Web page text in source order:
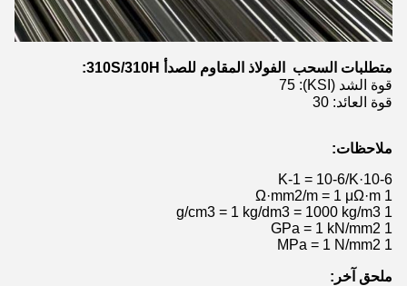
متطلبات السحب ‬ الفولاذ المقاوم للصدأ 310S/310H:
قوة الشد (KSI): 75
قوة العائد: 30
ملاحظات:
10-6·K-1 = 10-6/K
1 Ω·mm2/m = 1 μΩ·m
1 g/cm3 = 1 kg/dm3 = 1000 kg/m3
1 GPa = 1 kN/mm2
1 MPa = 1 N/mm2
ملحق آخر: